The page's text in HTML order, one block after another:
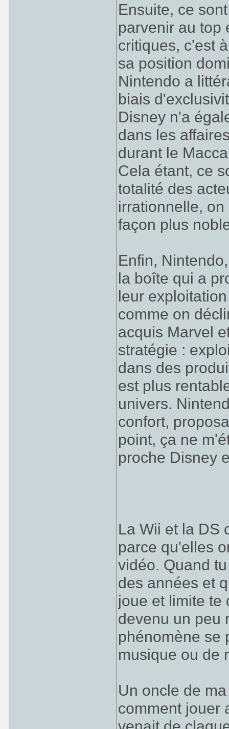
Ensuite, ce
parvenir au top
critiques, c'est
sa position
Nintendo a
biais
Disney n'a
dans les
durant le
Cela étant, ce
totalité des
irrationnelle,
façon plus
Enfin,
la boîte qui a
leur
comme on
acquis Marvel
stratégie :
dans des
est plus
univers.
confort,
point, ça ne
proche Disney
La Wii et la DS
parce qu'elles
vidéo. Quand
des années et
joue et limite te
devenu un peu
phénomène se
musique ou de
Un oncle de
comment jouer